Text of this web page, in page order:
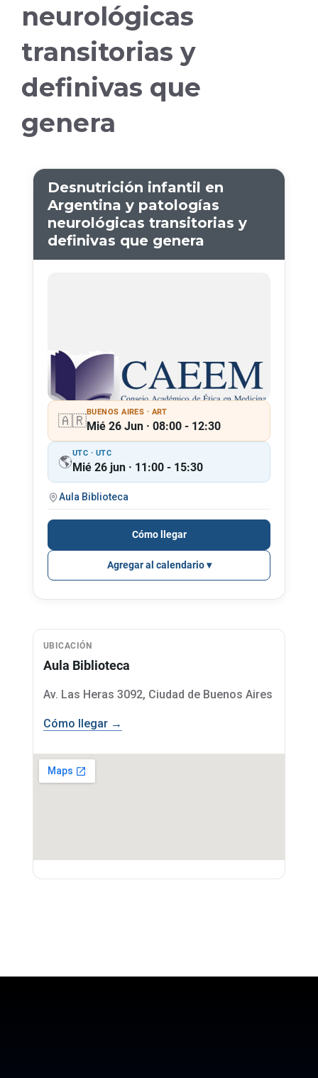
neurológicas
transitorias y
definivas que
genera
Desnutrición infantil en
Argentina y patologías
neurológicas transitorias y
definivas que genera
🇦🇷
BUENOS AIRES · ART
Mié 26 Jun · 08:00 - 12:30
🌎
UTC · UTC
Mié 26 jun · 11:00 - 15:30
Aula Biblioteca
Cómo llegar
Agregar al calendario
UBICACIÓN
Aula Biblioteca
Av. Las Heras 3092, Ciudad de Buenos Aires
Cómo llegar →